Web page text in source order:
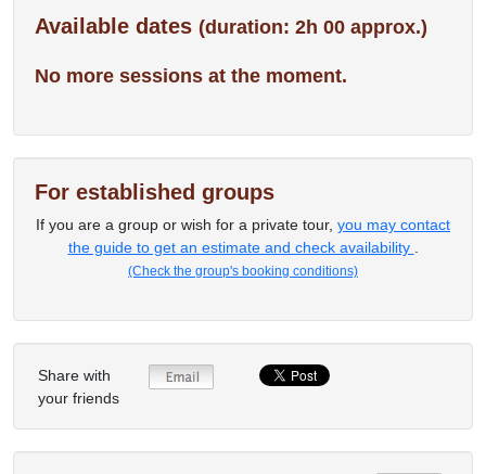
Available dates (duration: 2h 00 approx.)
No more sessions at the moment.
For established groups
If you are a group or wish for a private tour, you may contact
the guide to get an estimate and check availability
(Check the group's booking conditions)
Share with
your friends